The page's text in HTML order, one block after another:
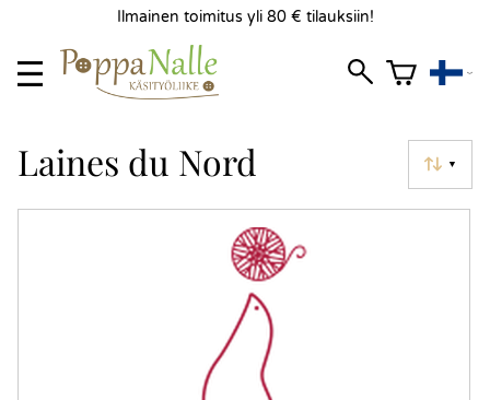
Ilmainen toimitus yli 80 € tilauksiin!
▼
Laines du Nord